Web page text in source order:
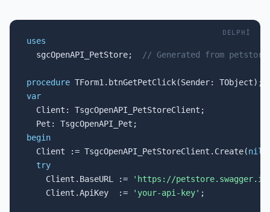
DELPHI
uses
sgcOpenAPI_PetStore;
// Generated from
procedure
var
Client: TsgcOpenAPI_PetStoreClient;
begin
Client := TsgcOpenAPI_PetStoreClient.Create(nil
try
    Client.BaseURL :=
'https://
    Client.ApiKey  :=
'your-api-key' ;